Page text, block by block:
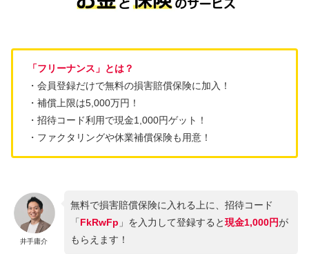
「フリーナンス」とは？
・会員登録だけで無料の損害賠償保険に加入！
・補償上限は5,000万円！
・招待コード利用で現金1,000円ゲット！
・ファクタリングや休業補償保険も用意！
井手庸介
無料で損害賠償保険に入れる上に、招待コード
「FkRwFp 」を入力して登録すると現金1,000円が
もらえます！